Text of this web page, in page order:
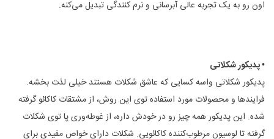
اون رو به یک تجربه عالی آبرسانی و نرم کنندگی تبدیل می‌کنه.
• پدیکور شکلاتی
پدیکور شکلاتی واسه کسایی که عاشق شکلات هستند خیلی لذت بخشه.
فرایندها و محصولات مورد استفاده توی این روش، از مشتقات کاکائو گرفته
شده. این پدیکور همه چیز رو در خودش داره، از غوطه‌وری پا توی شکلات
گرفته تا لوسیون مرطوب‌کننده کاکائویی. شکلات دارای خواص مفیدی برای